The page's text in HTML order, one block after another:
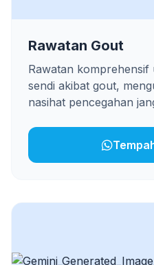
Rawatan Gout
Rawatan
sendi akibat gout,
nasihat pencegahan